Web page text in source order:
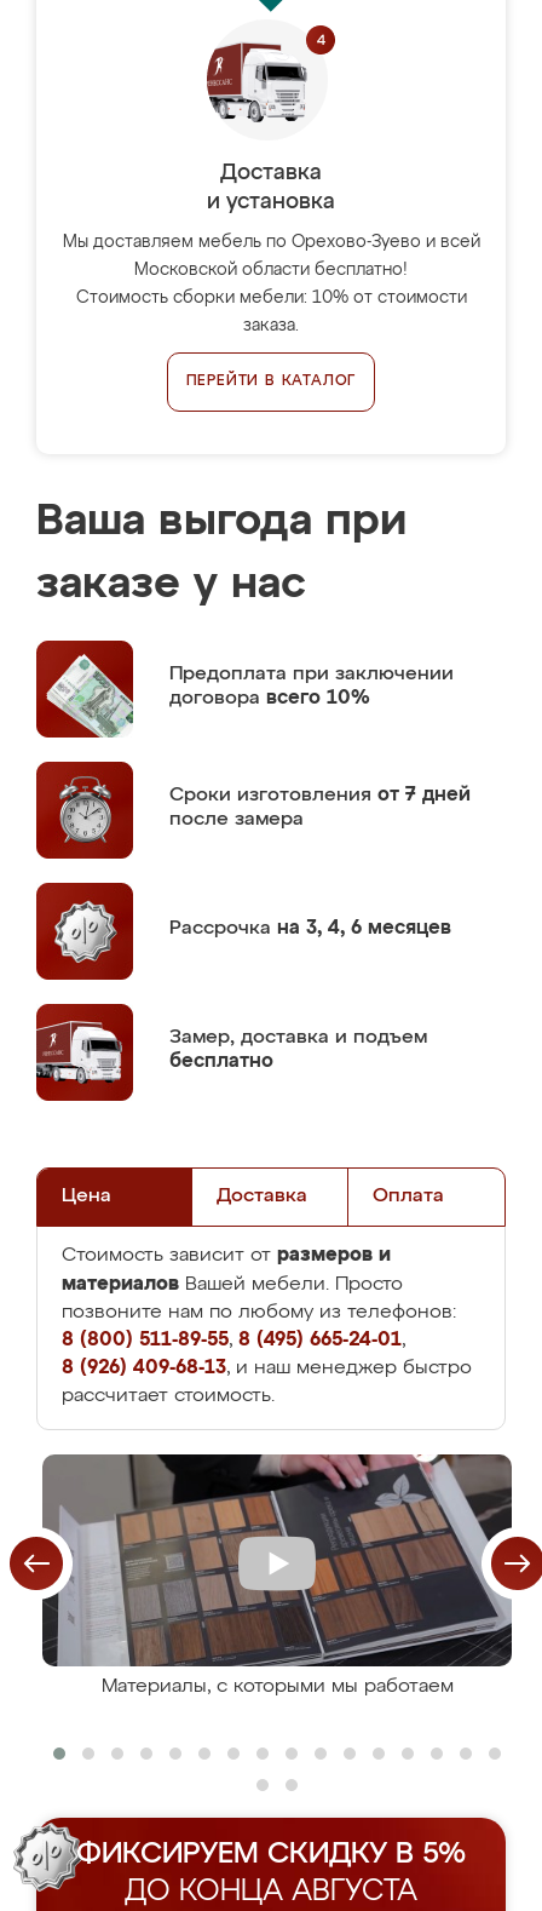
Доставка
и установка
Мы доставляем мебель по Орехово-Зуево и всей
Московской области бесплатно!
Стоимость сборки мебели: 10% от стоимости
заказа.
ПЕРЕЙТИ В КАТАЛОГ
Ваша выгода при
заказе у нас
Предоплата при заключении
договора всего 10%
Сроки изготовления от 7 дней
после замера
Рассрочка на 3, 4, 6 месяцев
Замер, доставка и подъем
бесплатно
Цена Доставка Оплата
Стоимость зависит от размеров и
материалов Вашей мебели. Просто
позвоните нам по любому из телефонов:
8 (800) 511-89-55, 8 (495) 665-24-01,
8 (926) 409-68-13, и наш менеджер быстро
рассчитает стоимость.
Материалы, с которыми мы работаем
ФИКСИРУЕМ СКИДКУ В 5%
ДО КОНЦА АВГУСТА